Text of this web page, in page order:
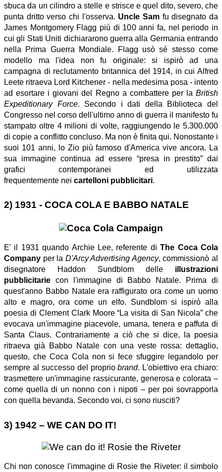
sbuca da un cilindro a stelle e strisce e quel dito, severo, che
punta dritto verso chi l'osserva. Uncle Sam fu disegnato da
James Montgomery Flagg più di 100 anni fa, nel periodo in
cui gli Stati Uniti dichiararono guerra alla Germania entrando
nella Prima Guerra Mondiale. Flagg usò sé stesso come
modello ma l'idea non fu originale: si ispirò ad una
campagna di reclutamento britannica del 1914, in cui Alfred
Leete ritraeva Lord Kitchener - nella medesima posa - intento
ad esortare i giovani del Regno a combattere per la British
Expeditionary Force. Secondo i dati della Biblioteca del
Congresso nel corso dell'ultimo anno di guerra il manifesto fu
stampato oltre 4 milioni di volte, raggiungendo le 5.300.000
di copie a conflitto concluso. Ma non è finita qui. Nonostante i
suoi 101 anni, lo Zio più famoso d'America vive ancora. La
sua immagine continua ad essere “presa in prestito” dai
grafici contemporanei ed utilizzata
frequentemente nei cartelloni pubblicitari.
2) 1931 - COCA COLA E BABBO NATALE
E' il 1931 quando Archie Lee, referente diThe Coca Cola
Company per la D'Arcy Advertising Agency, commissionò al
disegnatore Haddon Sundblom delle illustrazioni
pubblicitarie con l'immagine di Babbo Natale. Prima di
quest'anno Babbo Natale era raffigurato ora come un uomo
alto e magro, ora come un elfo. Sundblom si ispirò alla
poesia di Clement Clark Moore “La visita di San Nicola” che
evocava un'immagine piacevole, umana, tenera e paffuta di
Santa Claus. Contrariamente a ciò che si dice, la poesia
ritraeva già Babbo Natale con una veste rossa: dettaglio,
questo, che Coca Cola non si fece sfuggire legandolo per
sempre al successo del propriobrand. L'obiettivo era chiaro:
trasmettere un'immagine rassicurante, generosa e colorata –
come quella di un nonno con i nipoti – per poi sovrapporla
con quella bevanda. Secondo voi, ci sono riusciti?
3) 1942 – WE CAN DO IT!
Chi non conosce l'immagine di Rosie the Riveter: il simbolo